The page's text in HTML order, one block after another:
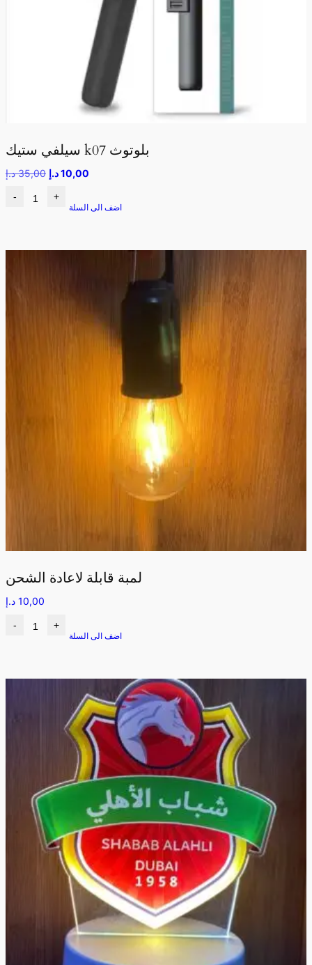
سيلفي ستيك k07 بلوتوث
35,00 د.إ 10,00د.إ
- +
اضف الى السلة
لمبة قابلة لاعادة الشحن
10,00 د.إ
- +
اضف الى السلة